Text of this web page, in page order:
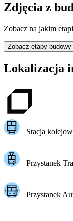
Zdjęcia z
Zobacz na jakim
Zobacz etapy budowy
Lokalizacja
Stacja
Przystanek
Przystanek